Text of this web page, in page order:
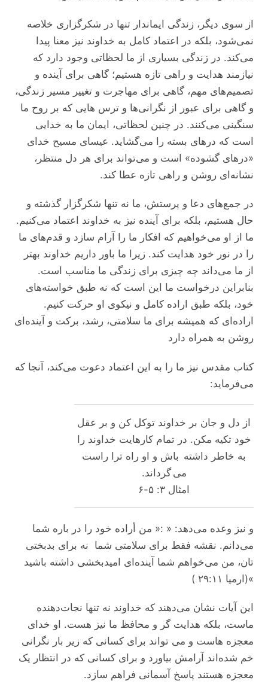
از سوی دیگر، زندگی ایماندار تنها در شکرگزاری خلاصه
نمی‌شود، بلکه در اعتماد کامل به خداوند نیز معنا پیدا
می‌‌‌کند. در زندگی بسیاری از ما لحظاتی وجود دارد که
نیازمند هدایت و راهی تازه هستیم؛ گاهی برای آینده و
تصمیم‌‌های مهم، گاهی برای مهاجرت و تغییر مسیر زندگی،
و گاهی برای عبور از نگرانی‌ها و ترس ‌هایی که بر روح ما
سنگینی می‌‌‌کنند. در چنین لحظاتی، ایمان ما به خدایی
است که درهای بسته را می‌‌‌گشاید. عیسای مسیح خدای
«درهای گشوده» است و می‌‌‌تواند برای هر دل منتظر،
نشانه‌ای روشن و راهی تازه عطا کند.
در جمع‌های دعا و پرستش، ما نه تنها شکرگزار گذشته و
حال هستیم، بلکه برای آینده نیز به خداوند اعتماد می‌‌‌کنیم.
ما از او می‌‌‌خواهیم که افکار ما را آرام سازد و قدم‌های ما
را در نور خود هدایت کند. زیرا ما باور داریم خداوند بهتر
از ما می‌‌‌داند چه چیزی برای زندگی ما مناسب است.
بنابراین درخواست ما این است که نه طبق خواسته‌های
خود، بلکه طبق اراده کامل و نیکوی او حرکت کنیم.
اراده‌ای که همیشه برای ما سلامتی، رشد، برکت و آینده‌ای
روشن به همراه دارد
کتاب مقدس نیز ما را به این اعتماد دعوت می‌‌‌کند، آنجا که
می‌‌‌فرماید:
از دل و جان بر خداوند توکل کن و بر عقل
خود تکیه مکن. در تمام کارهایت خداوند را
به خاطر داشته باش و او راه ترا راست
می گرداند.
امثال ۳: ۵-۶
و نیز وعده می‌‌‌دهد: « :« من أراده خود را در باره شما
می‌‌‌دانم. نقشه فقط برای سلامتی شما نه برای بدبختی
تان، من می‌‌خواهم شما آینده‌ای امیدبخشی داشته باشید
»(ارمیا ۲۹:۱۱ )
این آیات نشان می‌‌‌دهند که خداوند نه تنها نجات‌دهنده
ماست، بلکه هدایت‌ گر و محافظ ما نیز هست. او خدای
معجزه‌ هاست و می‌ تواند برای کسانی که زیر بار نگرانی
خم شده‌اند آرامش بیاورد و برای کسانی که در انتظار یک
معجزه هستند پاسخ آسمانی فراهم سازد.